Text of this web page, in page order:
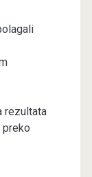
rezultata